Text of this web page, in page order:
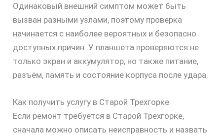
Одинаковый внешний симптом может быть
вызван разными узлами, поэтому проверка
начинается с наиболее вероятных и безопасно
доступных причин. У планшета проверяются не
только экран и аккумулятор, но также питание,
разъём, память и состояние корпуса после удара.
Как получить услугу в Старой Трехгорке
Если ремонт требуется в Старой Трехгорке,
сначала можно описать неисправность и назвать